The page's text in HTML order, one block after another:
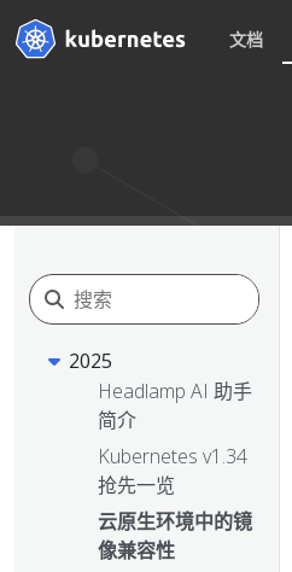
文档
2025
Headlamp AI 助手
简介
Kubernetes v1.34
抢先一览
云原生环境中的镜
像兼容性